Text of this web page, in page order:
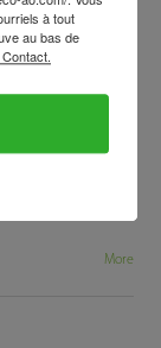
More
à tout
au bas de